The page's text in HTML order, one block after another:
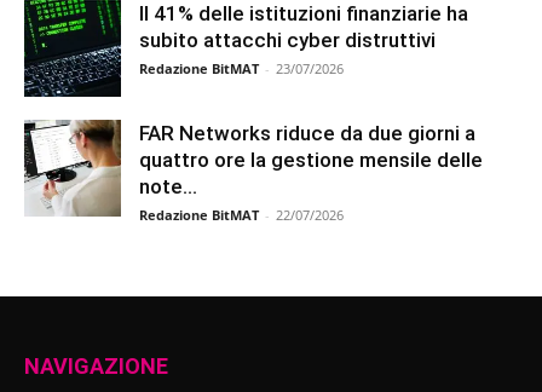
Il 41% delle istituzioni finanziarie ha
subito attacchi cyber distruttivi
Redazione BitMAT - 23/07/2026
FAR Networks riduce da due giorni a
quattro ore la gestione mensile delle
note...
Redazione BitMAT - 22/07/2026
NAVIGAZIONE